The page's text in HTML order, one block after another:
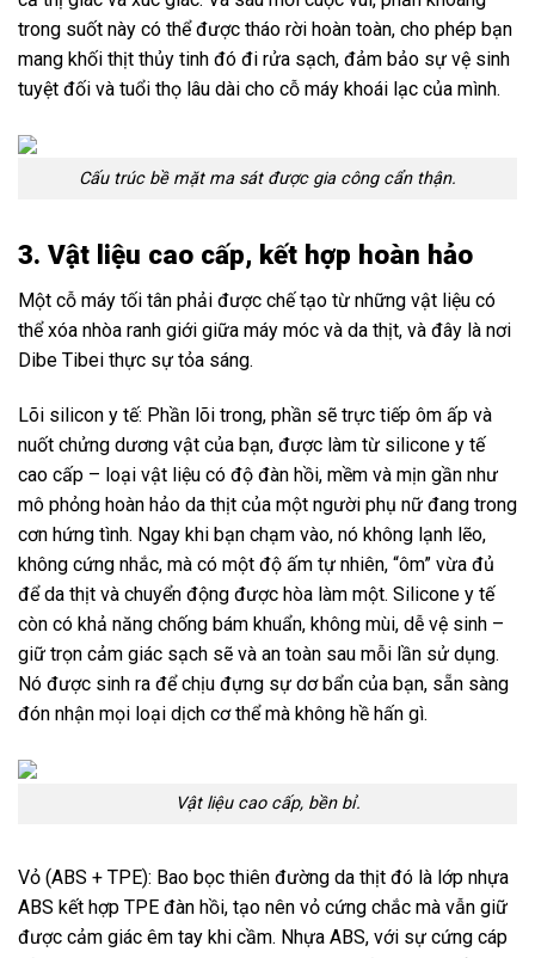
trong suốt này có thể được tháo rời hoàn toàn, cho phép bạn
mang khối thịt thủy tinh đó đi rửa sạch, đảm bảo sự vệ sinh
tuyệt đối và tuổi thọ lâu dài cho cỗ máy khoái lạc của mình.
Cấu trúc bề mặt ma sát được gia công cẩn thận.
3. Vật liệu cao cấp, kết hợp hoàn hảo
Một cỗ máy tối tân phải được chế tạo từ những vật liệu có
thể xóa nhòa ranh giới giữa máy móc và da thịt, và đây là nơi
Dibe Tibei thực sự tỏa sáng.
Lõi silicon y tế: Phần lõi trong, phần sẽ trực tiếp ôm ấp và
nuốt chửng dương vật của bạn, được làm từ silicone y tế
cao cấp – loại vật liệu có độ đàn hồi, mềm và mịn gần như
mô phỏng hoàn hảo da thịt của một người phụ nữ đang trong
cơn hứng tình. Ngay khi bạn chạm vào, nó không lạnh lẽo,
không cứng nhắc, mà có một độ ấm tự nhiên, “ôm” vừa đủ
để da thịt và chuyển động được hòa làm một. Silicone y tế
còn có khả năng chống bám khuẩn, không mùi, dễ vệ sinh –
giữ trọn cảm giác sạch sẽ và an toàn sau mỗi lần sử dụng.
Nó được sinh ra để chịu đựng sự dơ bẩn của bạn, sẵn sàng
đón nhận mọi loại dịch cơ thể mà không hề hấn gì.
Vật liệu cao cấp, bền bỉ.
Vỏ (ABS + TPE): Bao bọc thiên đường da thịt đó là lớp nhựa
ABS kết hợp TPE đàn hồi, tạo nên vỏ cứng chắc mà vẫn giữ
được cảm giác êm tay khi cầm. Nhựa ABS, với sự cứng cáp